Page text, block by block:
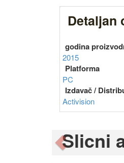
Detaljan
godina
2015
Platforma
PC
Izdavač /
Activision
Slicni
Previous